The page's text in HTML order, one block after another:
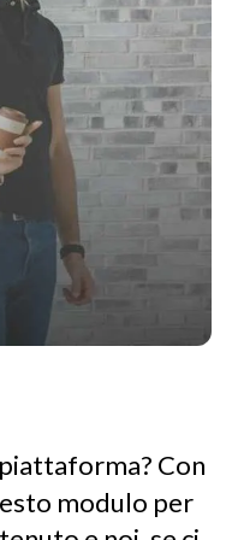
Con
modulo per